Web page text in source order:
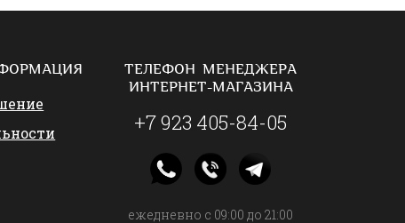
ТЕЛЕФОН МЕНЕДЖЕРА
ИНТЕРНЕТ-МАГАЗИНА
+7 923 405-84-05
ежедневно с 09:00 до 21:00